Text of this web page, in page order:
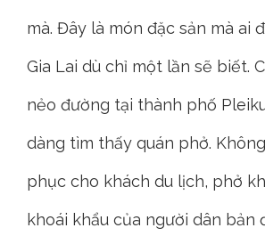
mà. Đây là món đặc sản mà ai
Gia Lai dù chỉ một lần sẽ biết.
nẻo đường tại thành phố
dàng tìm thấy quán phở.
phục cho khách du lịch, phở
khoái khẩu của người dân bản